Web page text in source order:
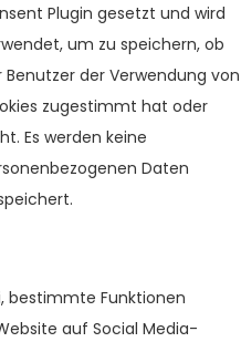
Plugin gesetzt und wird
um zu speichern, ob
Benutzer der Verwendung von
zugestimmt hat oder
Es werden keine
Daten
bestimmte Funktionen
auf Social Media-